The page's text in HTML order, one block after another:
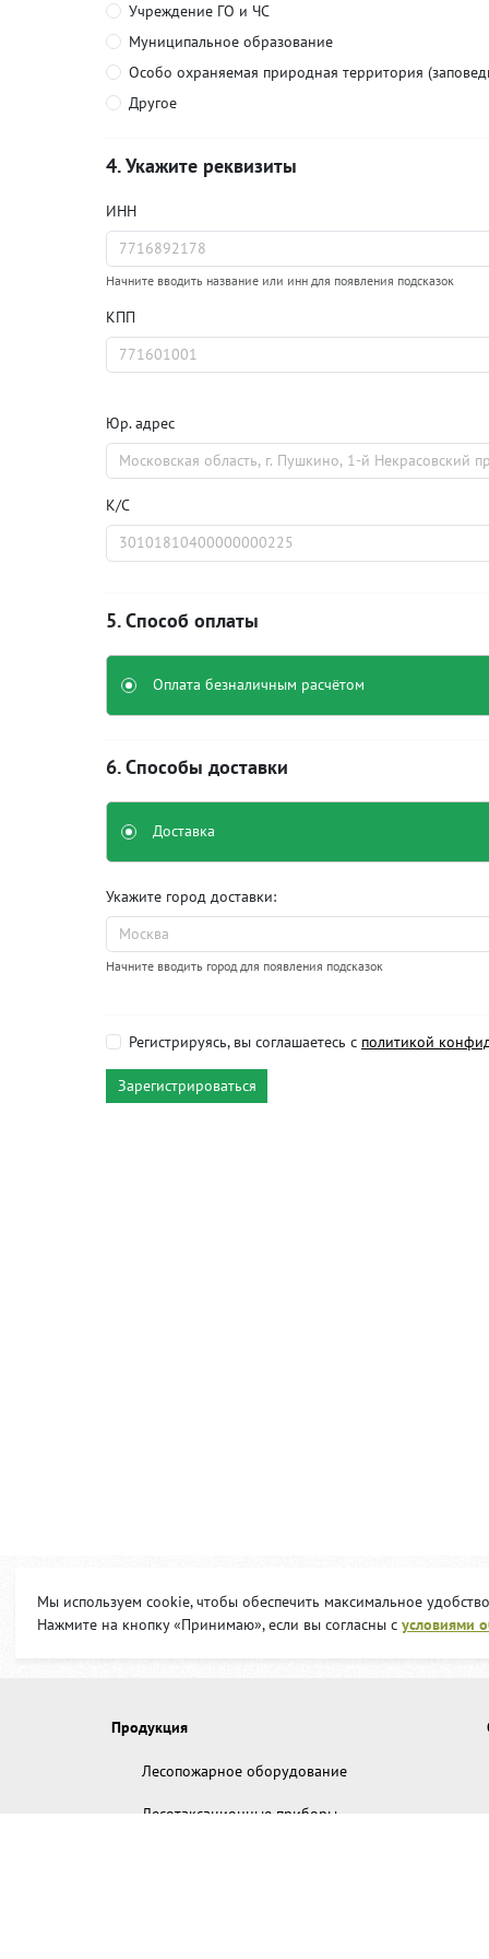
Учреждение ГО и ЧС
Муниципальное образование
Особо охраняемая природная территория
Другое
. Укажите реквизиты
ИНН
Начните вводить название или инн для появления подсказок
КПП
Юр. адрес
К/С
. Способ оплаты
Оплата безналичным расчётом
. Способы доставки
Доставка
Укажите город доставки:
Начните вводить город для появления подсказок
Регистрируясь, вы соглашаетесь с политикой
Зарегистрироваться
Продукция
Лесопожарное оборудование
Лесотаксационные приборы
Отправить сообщение
Мы используем cookie, чтобы обеспечить максимальное
Нажмите на кнопку «Принимаю», если вы согласны с условиями